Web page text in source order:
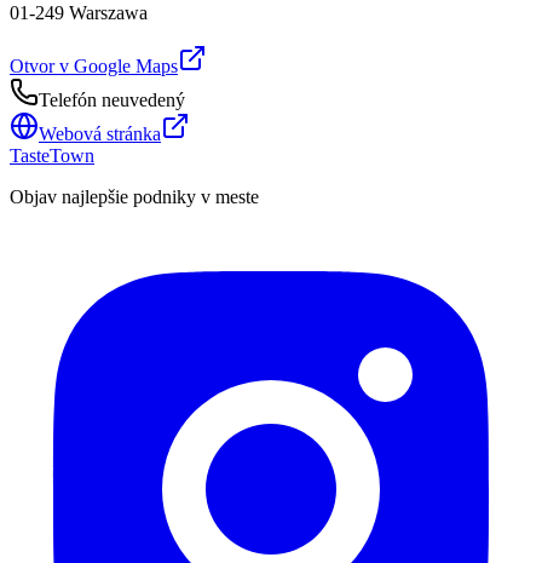
01-249 Warszawa
Otvor v Google Maps
Telefón neuvedený
Webová stránka
TasteTown
Objav najlepšie podniky v meste